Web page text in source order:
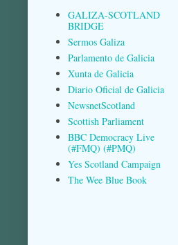
GALIZA-SCOTLAND
BRIDGE
Sermos Galiza
Parlamento de Galicia
Xunta de Galicia
Diario Oficial de Galicia
NewsnetScotland
Scottish Parliament
BBC Democracy Live
(#FMQ) (#PMQ)
Yes Scotland Campaign
The Wee Blue Book